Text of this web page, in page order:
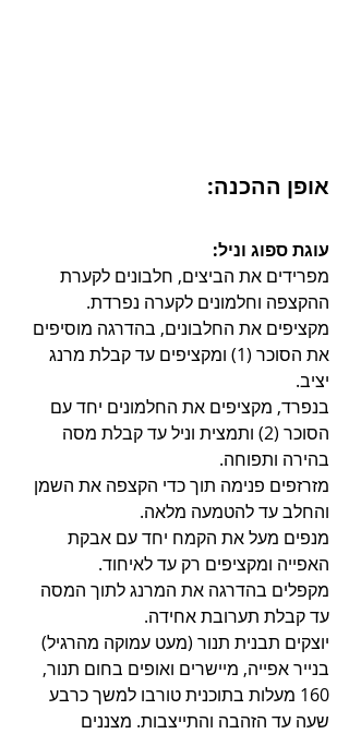
אופן ההכנה:
עוגת ספוג וניל:
מפרידים את הביצים, חלבונים לקערת
ההקצפה וחלמונים לקערה נפרדת.
מקציפים את החלבונים, בהדרגה מוסיפים
את הסוכר (1) ומקציפים עד קבלת מרנג
יציב.
בנפרד, מקציפים את החלמונים יחד עם
הסוכר (2) ותמצית וניל עד קבלת מסה
בהירה ותפוחה.
מזרזפים פנימה תוך כדי הקצפה את השמן
והחלב עד להטמעה מלאה.
מנפים מעל את הקמח יחד עם אבקת
האפייה ומקציפים רק עד לאיחוד.
מקפלים בהדרגה את המרנג לתוך המסה
עד קבלת תערובת אחידה.
יוצקים תבנית תנור (מעט עמוקה מהרגיל)
בנייר אפייה, מיישרים ואופים בחום תנור,
160 מעלות בתוכנית טורבו למשך כרבע
שעה עד הזהבה והתייצבות. מצננים